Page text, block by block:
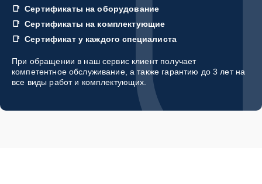
Сертификаты на оборудование
Сертификаты на комплектующие
Сертификат у каждого специалиста
При обращении в наш сервис клиент получает
компетентное обслуживание, а также гарантию до 3 лет на
все виды работ и комплектующих.